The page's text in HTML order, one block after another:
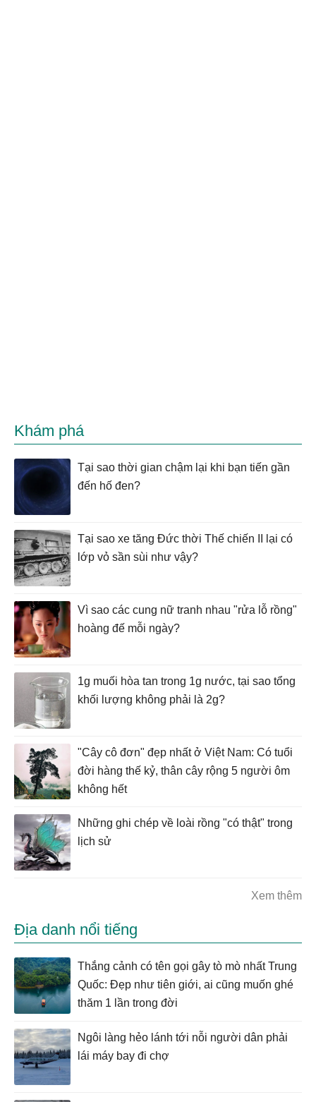
Khám phá
Tại sao thời gian chậm lại khi bạn tiến gần
đến hố đen?
Tại sao xe tăng Đức thời Thế chiến II lại có
lớp vỏ sần sùi như vậy?
Vì sao các cung nữ tranh nhau "rửa lỗ rồng"
hoàng đế mỗi ngày?
1g muối hòa tan trong 1g nước, tại sao tổng
khối lượng không phải là 2g?
"Cây cô đơn" đẹp nhất ở Việt Nam: Có tuổi
đời hàng thế kỷ, thân cây rộng 5 người ôm
không hết
Những ghi chép về loài rồng "có thật" trong
lịch sử
Xem thêm
Địa danh nổi tiếng
Thắng cảnh có tên gọi gây tò mò nhất Trung
Quốc: Đẹp như tiên giới, ai cũng muốn ghé
thăm 1 lần trong đời
Ngôi làng hẻo lánh tới nỗi người dân phải
lái máy bay đi chợ